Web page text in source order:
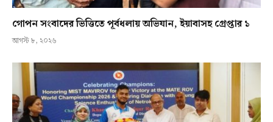
গোপন সংবাদের ভিত্তিতে পূর্বধলায় অভিযান, ইয়াবাসহ গ্রেপ্তার ১
আগস্ট ৮, ২০২৬